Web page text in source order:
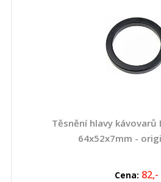
Těsnění hlavy kávovarů
64x52x7mm -
Cena: 82,-